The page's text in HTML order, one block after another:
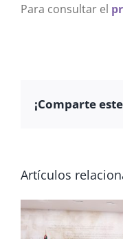
Para consultar el
¡Comparte
Artículos